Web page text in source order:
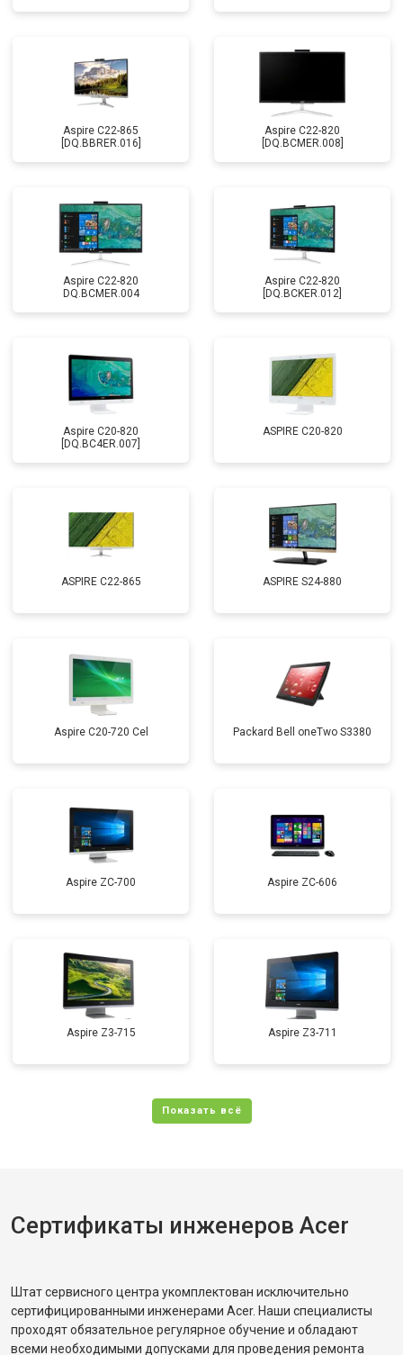
Aspire C22-865
[DQ.BBRER.016]
Aspire C22-820
[DQ.BCMER.008]
Aspire C22-820
DQ.BCMER.004
Aspire C22-820
[DQ.BCKER.012]
Aspire C20-820
[DQ.BC4ER.007]
ASPIRE C20-820
ASPIRE C22-865 ASPIRE S24-880
Aspire C20-720 Cel Packard Bell oneTwo S3380
Aspire ZC-700 Aspire ZC-606
Aspire Z3-715 Aspire Z3-711
Сертификаты инженеров Acer
Штат сервисного центра укомплектован исключительно
сертифицированными инженерами Acer. Наши специалисты
проходят обязательное регулярное обучение и обладают
всеми необходимыми допусками для проведения ремонта